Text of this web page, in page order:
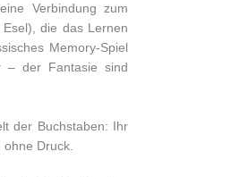
Verbindung zum
die das Lernen
Memory-Spiel
– der Fantasie sind
der Buchstaben: Ihr
Druck.